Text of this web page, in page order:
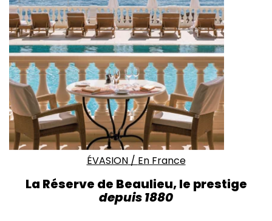
ÉVASION/ En France
La Réserve de Beaulieu, le prestige
depuis 1880